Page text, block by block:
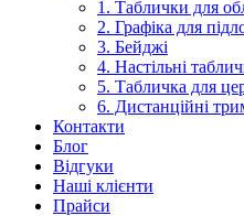
1. Таблички для
2. Графіка для
3. Бейджі
4. Настільні
5. Табличка для
6. Дистанційні
Контакти
Блог
Відгуки
Наші клієнти
Прайси